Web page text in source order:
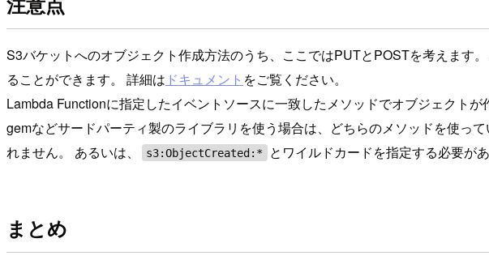
S3バケットへのオブジェクト作成方法のうち、ここではPUTとPOSTを考えます
ることができます。 詳細は ドキュメント をご覧ください。
Lambda Functionに指定したイベントソースに一致したメソッドでオブジェクトが
gemなどサードパーティ製のライブラリを使う場合は、どちらのメソッドを使っ
れません。 あるいは、
s3:ObjectCreated:* とワイルドカードを指定する必要が
まとめ